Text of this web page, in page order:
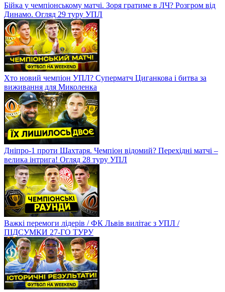
Бійка у чемпіонському матчі. Зоря гратиме в ЛЧ? Розгром від
Динамо. Огляд 29 туру УПЛ
Хто новий чемпіон УПЛ? Суперматч Циганкова і битва за
виживання для Миколенка
Дніпро-1 проти Шахтаря. Чемпіон відомий? Перехідні матчі –
велика інтрига! Огляд 28 туру УПЛ
Важкі перемоги лідерів / ФК Львів вилітає з УПЛ /
ПІДСУМКИ 27-ГО ТУРУ